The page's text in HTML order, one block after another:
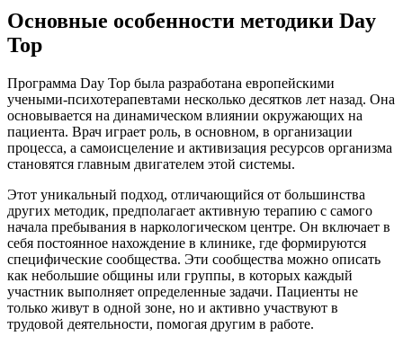
Основные особенности методики Day
Top
Программа Day Top была разработана европейскими
учеными-психотерапевтами несколько десятков лет назад. Она
основывается на динамическом влиянии окружающих на
пациента. Врач играет роль, в основном, в организации
процесса, а самоисцеление и активизация ресурсов организма
становятся главным двигателем этой системы.
Этот уникальный подход, отличающийся от большинства
других методик, предполагает активную терапию с самого
начала пребывания в наркологическом центре. Он включает в
себя постоянное нахождение в клинике, где формируются
специфические сообщества. Эти сообщества можно описать
как небольшие общины или группы, в которых каждый
участник выполняет определенные задачи. Пациенты не
только живут в одной зоне, но и активно участвуют в
трудовой деятельности, помогая другим в работе.